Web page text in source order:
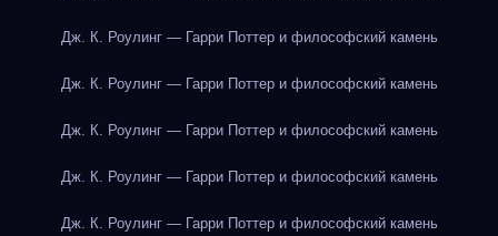
Дж. К. Роулинг — Гарри Поттер и философский камень
Дж. К. Роулинг — Гарри Поттер и философский камень
Дж. К. Роулинг — Гарри Поттер и философский камень
Дж. К. Роулинг — Гарри Поттер и философский камень
Дж. К. Роулинг — Гарри Поттер и философский камень